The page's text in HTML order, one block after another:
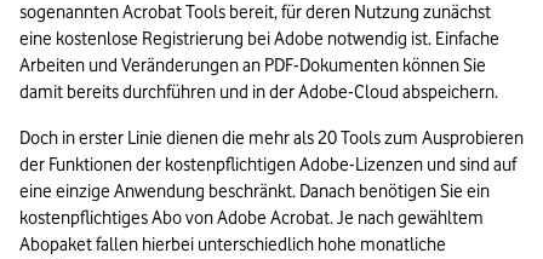
sogenannten Acrobat Tools bereit, für deren Nutzung zunächst
eine kostenlose Registrierung bei Adobe notwendig ist. Einfache
Arbeiten und Veränderungen an PDF-Dokumenten können Sie
damit bereits durchführen und in der Adobe-Cloud abspeichern.
Doch in erster Linie dienen die mehr als 20 Tools zum Ausprobieren
der Funktionen der kostenpflichtigen Adobe-Lizenzen und sind auf
eine einzige Anwendung beschränkt. Danach benötigen Sie ein
kostenpflichtiges Abo von Adobe Acrobat. Je nach gewähltem
Abopaket fallen hierbei unterschiedlich hohe monatliche